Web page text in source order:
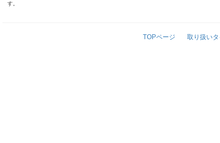
す。
TOPページ 取り扱い